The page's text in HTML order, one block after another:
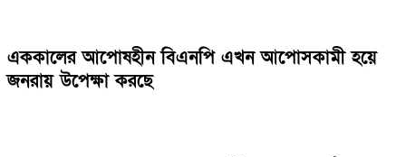
এককালের আপোষহীন বিএনপি এখন আপোসকামী হয়ে
জনরায় উপেক্ষা করছে